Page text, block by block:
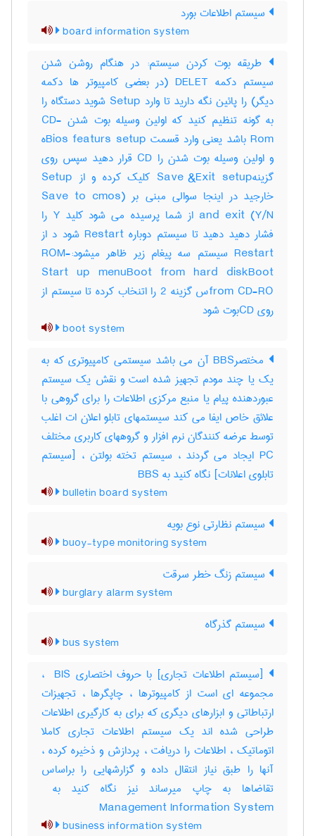
سیستم اطلاعات بورد
board information system
طریقه بوت کردن سیستم: در هنگام روشن شدن
سیستم دکمه DELET (در بعضی کامپیوتر ها دکمه
دیگر) را پائین نگه دارید تا وارد Setup شوید دستگاه را
به گونه تنظیم کنید که اولین وسیله بوت شدن CD-
Rom باشد یعنی وارد قسمت Bios featurs setupه
و اولین وسیله بوت شدن را CD قرار دهید سپس روی
گزینهSave &Exit setup کلیک کرده و از Setup
خارجید در اینجا سوالی مبنی بر (Save to cmos
and exit (Y/N از شما پرسیده می شود کلید Y را
فشار دهید دهید تا سیستم دوباره Restart شود د از
Restart سیستم سه پیغام زیر ظاهر میشود:-ROM
Start up menuBoot from hard diskBoot
from CD-ROس گزینه 2 را اتنخاب کرده تا سیستم از
روی CDبوت شود
boot system
مختصرBBS آن می باشد سیستمی کامپیوتری که به
یک یا چند مودم تجهیز شده است و نقش یک سیستم
عبوردهنده پیام یا منبع مرکزی اطلاعات را برای گروهی با
علائق خاص ایفا می کند سیستمهای تابلو اعلان ات اغلب
توسط عرضه کنندگان نرم افزار و گروههای کاربری مختلف
PC ایجاد می گردند ، سیستم تخته بولتن ، [سیستم
تابلوی اعلانات] نگاه کنید به ‎ BBS
bulletin board system
سیستم نظارتی نوع بویه
buoy-type monitoring system
سیستم زنگ خطر سرقت
burglary alarm system
سیستم گذرگاه
bus system
[سیستم اطلاعات تجاری] با حروف اختصاری ‎ BIS ،
مجموعه ای است از کامپیوترها ، چاپگرها ، تجهیزات
ارتباطاتی و ابزارهای دیگری که برای به کارگیری اطلاعات
طراحی شده اند یک سیستم اطلاعات تجاری کاملا
اتوماتیک ، اطلاعات را دریافت ، پردازش و ذخیره کرده ،
آنها را طبق نیاز انتقال داده و گزارشهایی را براساس
Management Information System
business information system